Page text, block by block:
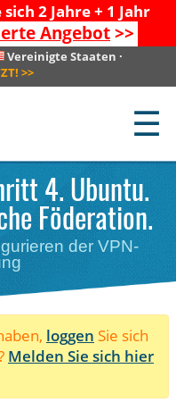
2 Jahre + 1 Jahr
Angebot>>
Vereinigte Staaten ·
>>
☰
4. Ubuntu.
Föderation.
der VPN-
loggen Sie sich
Melden Sie sich hier